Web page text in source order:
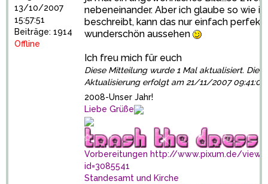
13/10/2007
15:57:51
Beiträge: 1914
Offline
nebeneinander. Aber ich glaube so wie
beschreibt, kann das nur einfach perfekt
wunderschön aussehen
Ich freu mich für euch
Diese Mitteilung wurde 1 Mal aktualisiert. Die
Aktualisierung erfolgt am 21/11/2007 09:41:07
2008-Unser Jahr!
Liebe Grüße
Vorbereitungen http://www.pixum.de/
id=3085541
Standesamt und Kirche